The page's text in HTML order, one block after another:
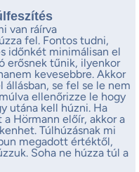
van ráírva
fel. Fontos tudni,
időnkét minimálisan el
erősnek tűnik, ilyenkor
kevesebbre. Akkor
állásban, se fel se le nem
ellenőrizze le hogy
utána kell húzni. Ha
Hörmann előír, akkor a
Túlhúzásnak mi
megadott értéktől,
Soha ne húzza túl a